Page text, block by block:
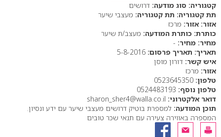
סוג מודעה: דרושים
תת קטגוריה: מעצבי שיער
אזור: מרכז
כותרת המודעה: מעצב/ת שיער
מחיר: -
תאריך פרסום:
איש קשר: דורון מוסן
אזור: מרכז
טלפון:
טלפון נוסף:
דואר אלקטרוני:
תוכן המודעה: למספרת בוטיק דרושים מעצבי שיער עם ידע ונסיון.
המספרה באווירה צעירה עם תנאי שכר טובים